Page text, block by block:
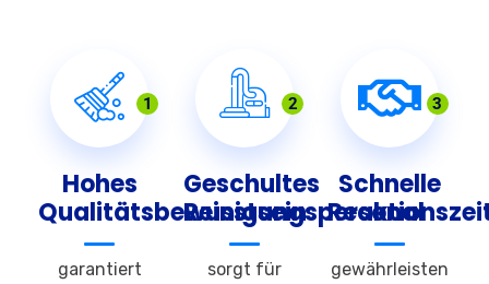
1
Hohes
Qualitätsbewusstsein
garantiert
2
Geschultes
Reinigungspersonal
sorgt für
3
Schnelle
gewährleisten